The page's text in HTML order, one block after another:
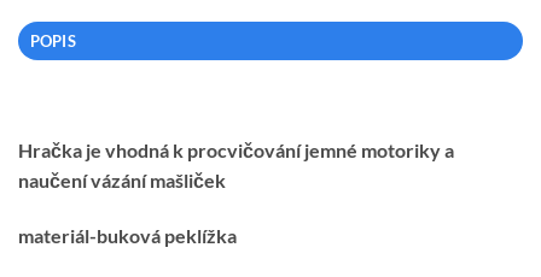
POPIS
Hračka je vhodná k procvičování jemné motoriky a
naučení vázání mašliček
materiál-buková peklížka